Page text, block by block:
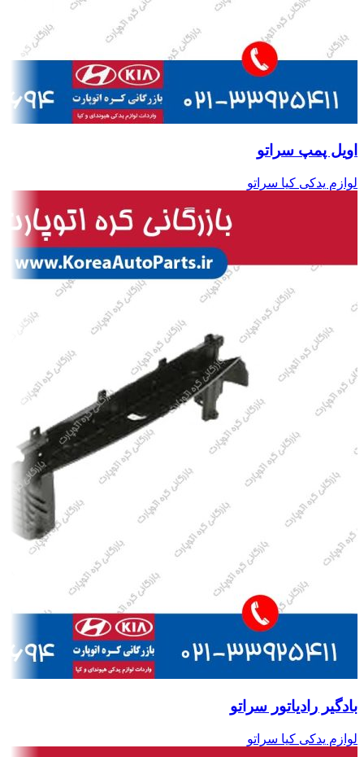
اویل پمپ سراتو
لوازم یدکی کیا سراتو
بادگیر رادیاتور سراتو
لوازم یدکی کیا سراتو